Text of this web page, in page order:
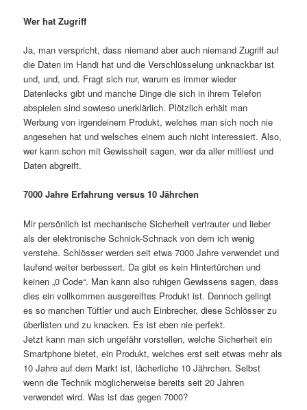
Wer hat Zugriff
Ja, man verspricht, dass niemand aber auch niemand Zugriff auf
die Daten im Handi hat und die Verschlüsselung unknackbar ist
und, und, und. Fragt sich nur, warum es immer wieder
Datenlecks gibt und manche Dinge die sich in ihrem Telefon
abspielen sind sowieso unerklärlich. Plötzlich erhält man
Werbung von irgendeinem Produkt, welches man sich noch nie
angesehen hat und welsches einem auch nicht interessiert. Also,
wer kann schon mit Gewissheit sagen, wer da aller mitliest und
Daten abgreift.
7000 Jahre Erfahrung versus 10 Jährchen
Mir persönlich ist mechanische Sicherheit vertrauter und lieber
als der elektronische Schnick-Schnack von dem ich wenig
verstehe. Schlösser werden seit etwa 7000 Jahre verwendet und
laufend weiter berbessert. Da gibt es kein Hintertürchen und
keinen „0 Code“. Man kann also ruhigen Gewissens sagen, dass
dies ein vollkommen ausgereiftes Produkt ist. Dennoch gelingt
es so manchen Tüftler und auch Einbrecher, diese Schlösser zu
überlisten und zu knacken. Es ist eben nie perfekt.
Jetzt kann man sich ungefähr vorstellen, welche Sicherheit ein
Smartphone bietet, ein Produkt, welches erst seit etwas mehr als
10 Jahre auf dem Markt ist, lächerliche 10 Jährchen. Selbst
wenn die Technik möglicherweise bereits seit 20 Jahren
verwendet wird. Was ist das gegen 7000?